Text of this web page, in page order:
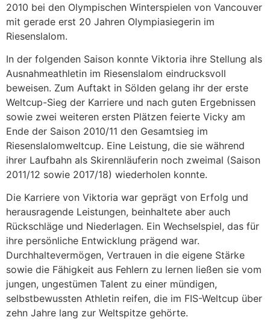
2010 bei den Olympischen Winterspielen von Vancouver
mit gerade erst 20 Jahren Olympiasiegerin im
Riesenslalom.
In der folgenden Saison konnte Viktoria ihre Stellung als
Ausnahmeathletin im Riesenslalom eindrucksvoll
beweisen. Zum Auftakt in Sölden gelang ihr der erste
Weltcup-Sieg der Karriere und nach guten Ergebnissen
sowie zwei weiteren ersten Plätzen feierte Vicky am
Ende der Saison 2010/11 den Gesamtsieg im
Riesenslalomweltcup. Eine Leistung, die sie während
ihrer Laufbahn als Skirennläuferin noch zweimal (Saison
2011/12 sowie 2017/18) wiederholen konnte.
Die Karriere von Viktoria war geprägt von Erfolg und
herausragende Leistungen, beinhaltete aber auch
Rückschläge und Niederlagen. Ein Wechselspiel, das für
ihre persönliche Entwicklung prägend war.
Durchhaltevermögen, Vertrauen in die eigene Stärke
sowie die Fähigkeit aus Fehlern zu lernen ließen sie vom
jungen, ungestümen Talent zu einer mündigen,
selbstbewussten Athletin reifen, die im FIS-Weltcup über
zehn Jahre lang zur Weltspitze gehörte.